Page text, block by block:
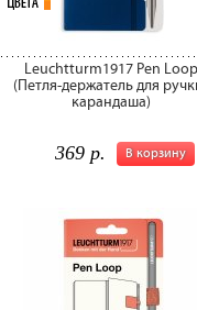
Leuchtturm1917 Pen Loop
(Петля-держатель для
карандаша)
В корзину
369 р.